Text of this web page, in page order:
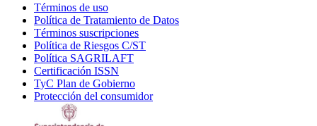
Términos de uso
in
new
window
Política de Tratamiento de Datos
Términos suscripciones
in
Política de Riesgos C/ST
Política SAGRILAFT
new
window
Certificación ISSN
in
new
TyC Plan de Gobierno
in
Protección del consumidorOpens